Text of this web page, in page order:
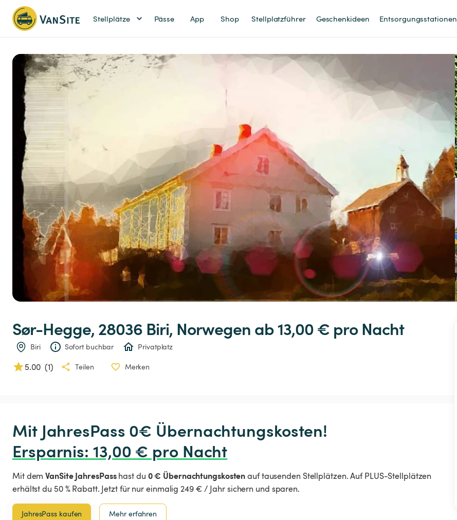
Stellplätze Pässe App Shop Stellplatzführer Geschenkideen Entsorgungsstationen
Sør-Hegge, 28036 Biri, Norwegen ab 13,00 € pro Nacht
Biri Sofort buchbar Privatplatz
5.00 (1) Teilen Merken
Ersparnis: 13,00 € pro Nacht
Mit demVanSite JahresPasshast du 0 € Übernachtungskostenauf tausenden Stellplätzen. Auf PLUS-Stellplätzen
erhältst du 50 % Rabatt. Jetzt für nur einmalig 249 € / Jahr sichern und sparen.
JahresPass kaufen Mehr erfahren